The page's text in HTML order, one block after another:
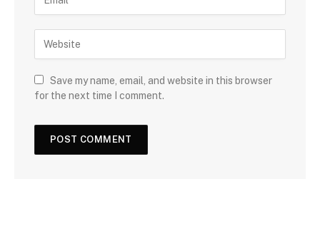
Save my name, email, and website in this browser
for the next time I comment.